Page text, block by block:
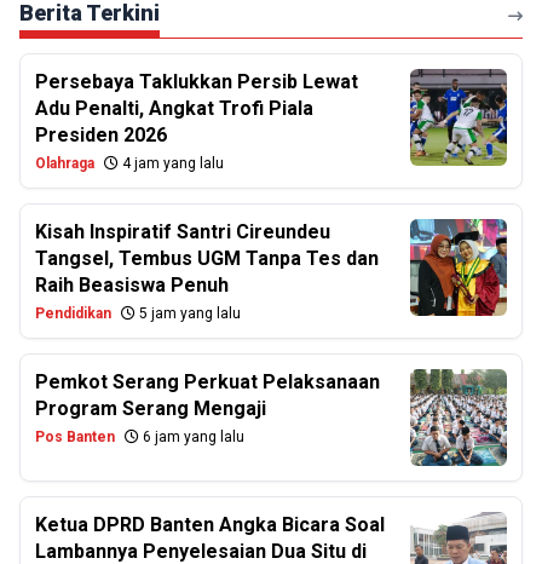
Berita Terkini
Persebaya Taklukkan Persib Lewat
Adu Penalti, Angkat Trofi Piala
Presiden 2026
Olahraga 4 jam yang lalu
Kisah Inspiratif Santri Cireundeu
Tangsel, Tembus UGM Tanpa Tes dan
Raih Beasiswa Penuh
Pendidikan 5 jam yang lalu
Pemkot Serang Perkuat Pelaksanaan
Program Serang Mengaji
Pos Banten 6 jam yang lalu
Ketua DPRD Banten Angka Bicara Soal
Lambannya Penyelesaian Dua Situ di